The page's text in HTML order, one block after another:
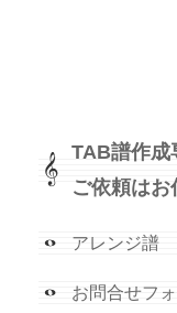
TAB譜作成
ご依頼は
アレンジ譜
お問合せフ